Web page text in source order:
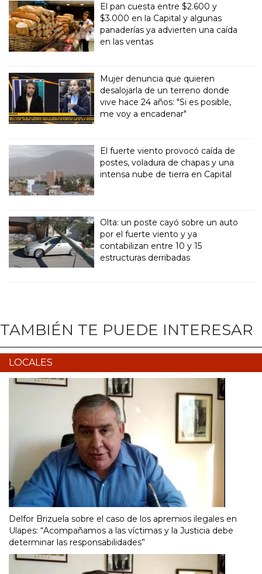
El pan cuesta entre $2.600 y
$3.000 en la Capital y algunas
panaderías ya advierten una caída
en las ventas
Mujer denuncia que quieren
desalojarla de un terreno donde
vive hace 24 años: "Si es posible,
me voy a encadenar"
El fuerte viento provocó caída de
postes, voladura de chapas y una
intensa nube de tierra en Capital
Olta: un poste cayó sobre un auto
por el fuerte viento y ya
contabilizan entre 10 y 15
estructuras derribadas
TAMBIÉN TE PUEDE INTERESAR
LOCALES
Delfor Brizuela sobre el caso de los apremios ilegales en
Ulapes: “Acompañamos a las víctimas y la Justicia debe
determinar las responsabilidades”